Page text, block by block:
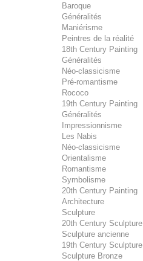
Baroque
Généralités
Maniérisme
Peintres de la réalité
18th Century Painting
Généralités
Néo-classicisme
Pré-romantisme
Rococo
19th Century Painting
Généralités
Impressionnisme
Les Nabis
Néo-classicisme
Orientalisme
Romantisme
Symbolisme
20th Century Painting
Architecture
Sculpture
20th Century Sculpture
Sculpture ancienne
19th Century Sculpture
Sculpture Bronze